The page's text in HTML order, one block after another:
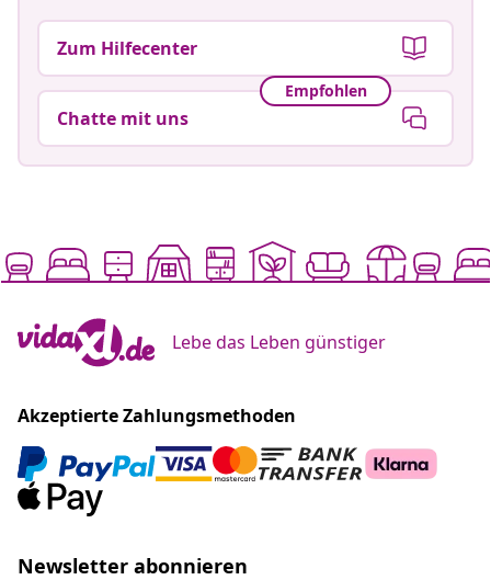
Zum Hilfecenter
Empfohlen
Chatte mit uns
Lebe das Leben günstiger
Akzeptierte Zahlungsmethoden
Newsletter abonnieren